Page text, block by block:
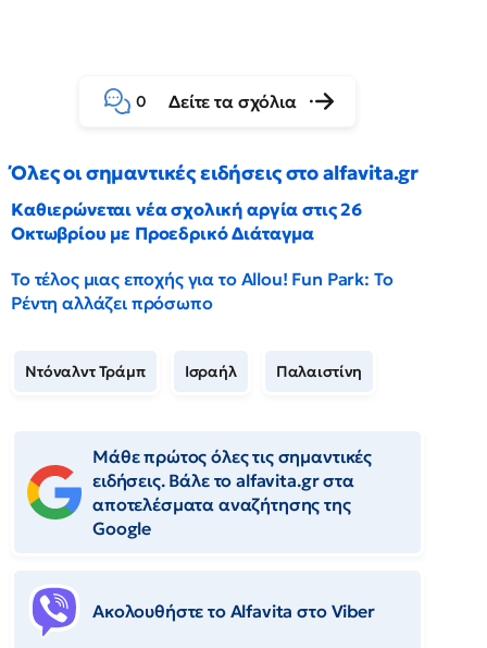
0 Δείτε τα σχόλια
Όλες οι σημαντικές ειδήσεις στο alfavita.gr
Καθιερώνεται νέα σχολική αργία στις 26
Οκτωβρίου με Προεδρικό Διάταγμα
Το τέλος μιας εποχής για το Allou! Fun Park: Το
Ρέντη αλλάζει πρόσωπο
Ντόναλντ Τράμπ Ισραήλ Παλαιστίνη
Μάθε πρώτος όλες τις σημαντικές
ειδήσεις. Βάλε το alfavita.gr στα
αποτελέσματα αναζήτησης της
Google
Ακολουθήστε το Αlfavita στο Viber